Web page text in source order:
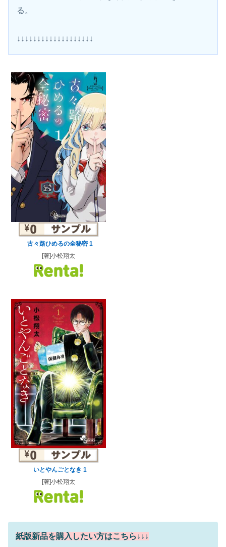
る。
↓↓↓↓↓↓↓↓↓↓↓↓↓↓↓↓↓↓↓
古々路ひめるの全秘密 1
[著]小松翔太
いとやんごとなき 1
[著]小松翔太
紙版新品を購入したい方はこちら↓↓↓